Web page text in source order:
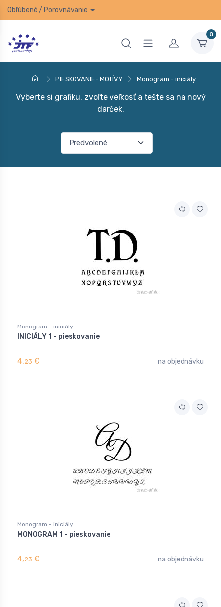
Obľúbené / Porovnávanie
0
PIESKOVANIE- MOTÍVY Monogram - iniciály
Vyberte si grafiku, zvoľte veľkosť a tešte sa na nový
darček.
Monogram - iniciály
INICIÁLY 1 - pieskovanie
4,23 € na objednávku
Monogram - iniciály
MONOGRAM 1 - pieskovanie
4,23 € na objednávku